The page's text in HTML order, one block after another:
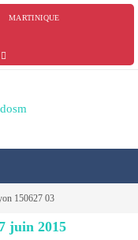
MARTINIQUE
150627 03
juin 2015